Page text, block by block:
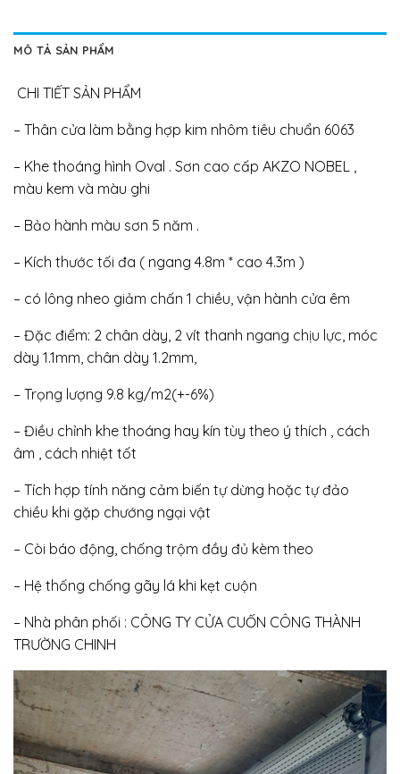
MÔ TẢ SẢN PHẨM
CHI TIẾT SẢN PHẨM
– Thân cửa làm bằng hợp kim nhôm tiêu chuẩn 6063
– Khe thoáng hình Oval . Sơn cao cấp AKZO NOBEL ,
màu kem và màu ghi
– Bảo hành màu sơn 5 năm .
– Kích thước tối đa ( ngang 4.8m * cao 4.3m )
– có lông nheo giảm chấn 1 chiều, vận hành cửa êm
– Đặc điểm: 2 chân dày, 2 vít thanh ngang chịu lực, móc
dày 1.1mm, chân dày 1.2mm,
– Trọng lượng 9.8 kg/m2(+-6%)
– Điều chỉnh khe thoáng hay kín tùy theo ý thích , cách
âm , cách nhiệt tốt
– Tích hợp tính năng cảm biến tự dừng hoặc tự đảo
chiều khi gặp chướng ngại vật
– Còi báo động, chống trộm đầy đủ kèm theo
– Hệ thống chống gãy lá khi kẹt cuộn
– Nhà phân phối : CÔNG TY CỬA CUỐN CÔNG THÀNH
TRƯỜNG CHINH